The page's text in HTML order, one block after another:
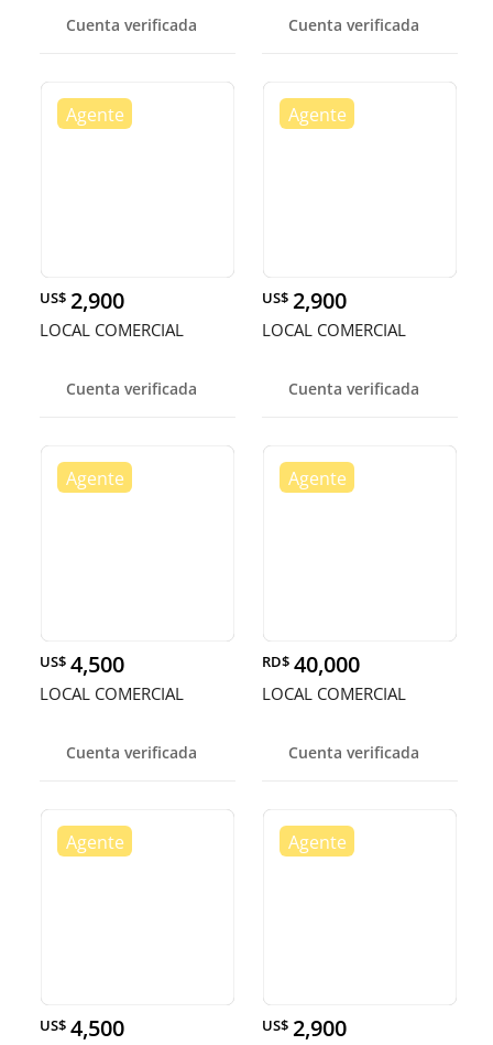
Cuenta verificada Cuenta verificada
US$ 2,900
LOCAL COMERCIAL
Cuenta verificada
US$ 2,900
LOCAL COMERCIAL
Cuenta verificada
US$ 4,500
LOCAL COMERCIAL
Cuenta verificada
RD$ 40,000
LOCAL COMERCIAL
Cuenta verificada
US$ 4,500 US$ 2,900